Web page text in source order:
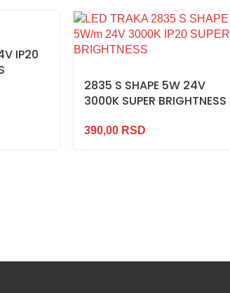
IP20
2835 S SHAPE 5W 24V
3000K SUPER BRIGHTNESS
390,00 RSD